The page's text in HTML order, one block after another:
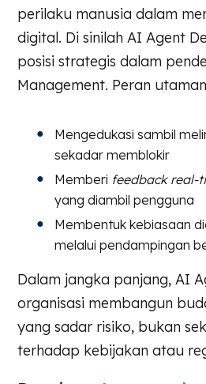
perilaku manusia dalam
digital. Di sinilah AI Agent
posisi strategis dalam
Management. Peran
Mengedukasi sambil
sekadar memblokir
Memberi feedback real-
yang diambil pengguna
Membentuk kebiasaan
melalui pendampingan
Dalam jangka panjang, AI
organisasi membangun
yang sadar risiko, bukan
terhadap kebijakan atau